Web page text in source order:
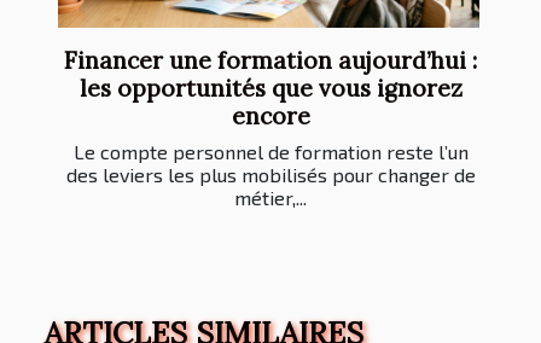
Financer une formation aujourd’hui :
les opportunités que vous ignorez
encore
Le compte personnel de formation reste l’un
des leviers les plus mobilisés pour changer de
métier,...
ARTICLES SIMILAIRES